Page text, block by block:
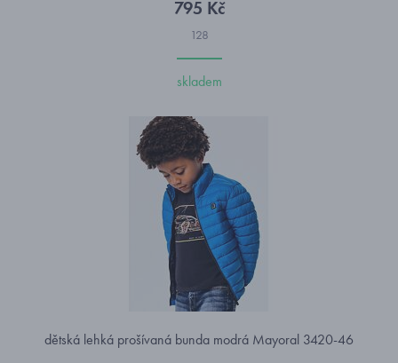
795 Kč
128
skladem
dětská lehká prošívaná bunda modrá Mayoral 3420-46